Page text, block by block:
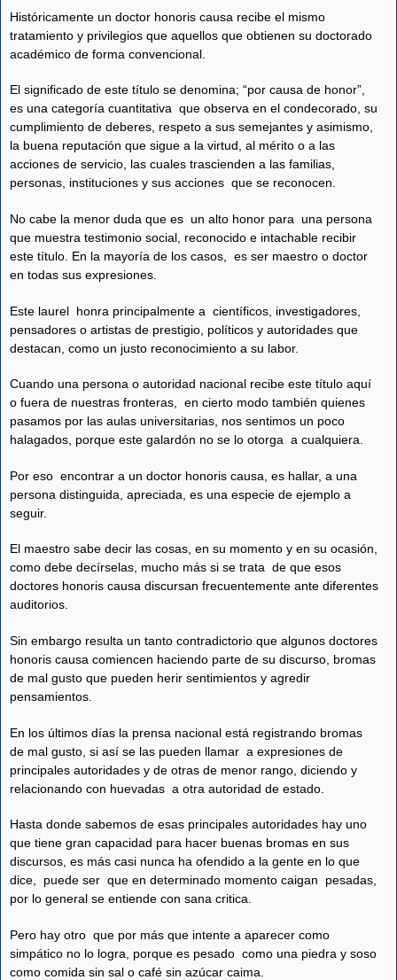
Históricamente un doctor honoris causa recibe el mismo
tratamiento y privilegios que aquellos que obtienen su doctorado
académico de forma convencional.
El significado de este título se denomina; “por causa de honor”,
es una categoría cuantitativa que observa en el condecorado, su
cumplimiento de deberes, respeto a sus semejantes y asimismo,
la buena reputación que sigue a la virtud, al mérito o a las
acciones de servicio, las cuales trascienden a las familias,
personas, instituciones y sus acciones que se reconocen.
No cabe la menor duda que es un alto honor para una persona
que muestra testimonio social, reconocido e intachable recibir
este título. En la mayoría de los casos, es ser maestro o doctor
en todas sus expresiones.
Este laurel honra principalmente a científicos, investigadores,
pensadores o artistas de prestigio, políticos y autoridades que
destacan, como un justo reconocimiento a su labor.
Cuando una persona o autoridad nacional recibe este título aquí
o fuera de nuestras fronteras, en cierto modo también quienes
pasamos por las aulas universitarias, nos sentimos un poco
halagados, porque este galardón no se lo otorga a cualquiera.
Por eso encontrar a un doctor honoris causa, es hallar, a una
persona distinguida, apreciada, es una especie de ejemplo a
seguir.
El maestro sabe decir las cosas, en su momento y en su ocasión,
como debe decírselas, mucho más si se trata de que esos
doctores honoris causa discursan frecuentemente ante diferentes
auditorios.
Sin embargo resulta un tanto contradictorio que algunos doctores
honoris causa comiencen haciendo parte de su discurso, bromas
de mal gusto que pueden herir sentimientos y agredir
pensamientos.
En los últimos días la prensa nacional está registrando bromas
de mal gusto, si así se las pueden llamar a expresiones de
principales autoridades y de otras de menor rango, diciendo y
relacionando con huevadas a otra autoridad de estado.
Hasta donde sabemos de esas principales autoridades hay uno
que tiene gran capacidad para hacer buenas bromas en sus
discursos, es más casi nunca ha ofendido a la gente en lo que
dice, puede ser que en determinado momento caigan pesadas,
por lo general se entiende con sana critica.
Pero hay otro que por más que intente a aparecer como
simpático no lo logra, porque es pesado como una piedra y soso
como comida sin sal o café sin azúcar caima.